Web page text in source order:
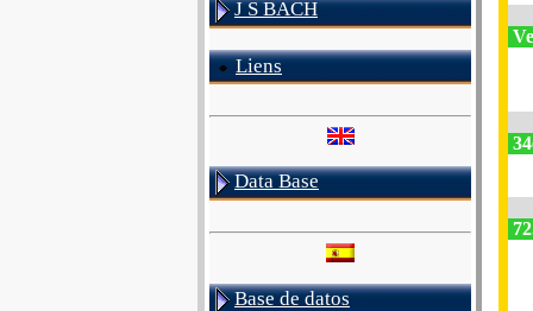
J S BACH
Liens
Data Base
Base de datos